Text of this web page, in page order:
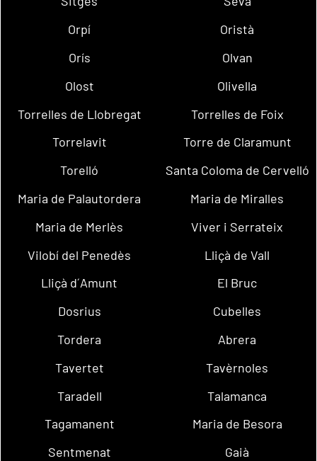
Orpí
Oristà
Orís
Olvan
Olost
Olivella
Torrelles de Llobregat
Torrelles de Foix
Torrelavit
Torre de Claramunt
Torelló
Santa Coloma de Cervelló
Maria de Palautordera
Maria de Miralles
Maria de Merlès
Viver i Serrateix
Vilobí del Penedès
Lliçà de Vall
Lliçà d´Amunt
El Bruc
Dosrius
Cubelles
Tordera
Abrera
Tavertet
Tavèrnoles
Taradell
Talamanca
Tagamanent
Maria de Besora
Sentmenat
Gaià